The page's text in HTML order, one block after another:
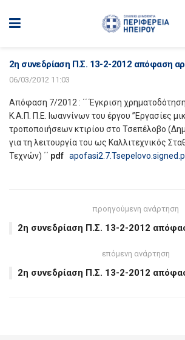
2η συνεδρίαση Π.Σ. 13-2-2012 απόφαση
06/03/2012 11:03
Απόφαση 7/2012 : ΄΄ Έγκριση
Κ.Α.Π. Π.Ε. Ιωαννίνων του έργου ”Εργασίες
τροποποιήσεων κτιρίου στο Τσεπέλοβο
για τη λειτουργία του ως Καλλιτεχνικός
Τεχνών) ΄΄ pdf
προηγούμενη ανάρτηση
2η συνεδρίαση Π.Σ. 13-2-2012
επόμενη ανάρτηση
2η συνεδρίαση Π.Σ. 13-2-2012